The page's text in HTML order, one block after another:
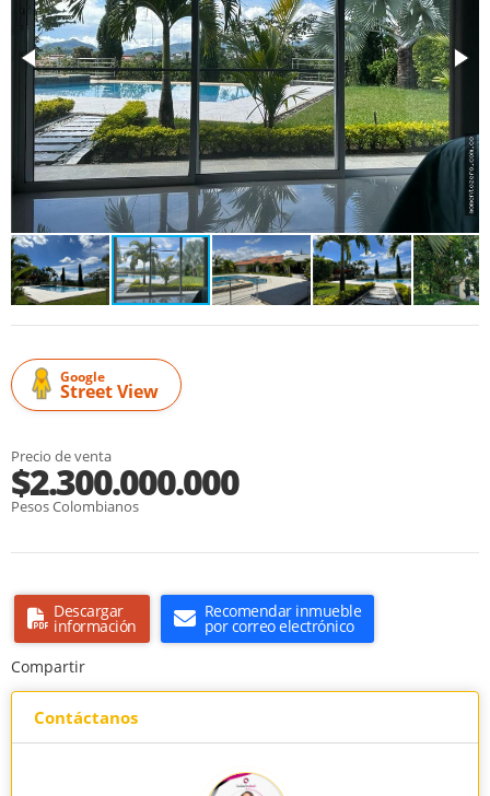
Google
Street View
Precio de venta
$2.300.000.000
Pesos Colombianos
Descargar
información
Recomendar inmueble
por correo electrónico
Compartir
Contáctanos